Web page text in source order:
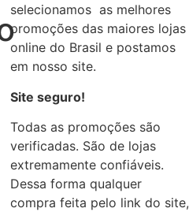
selecionamos as melhores
promoções das maiores lojas
online do Brasil e postamos
em nosso site.
Site seguro!
Todas as promoções são
verificadas. São de lojas
extremamente confiáveis.
Dessa forma qualquer
compra feita pelo link do site,